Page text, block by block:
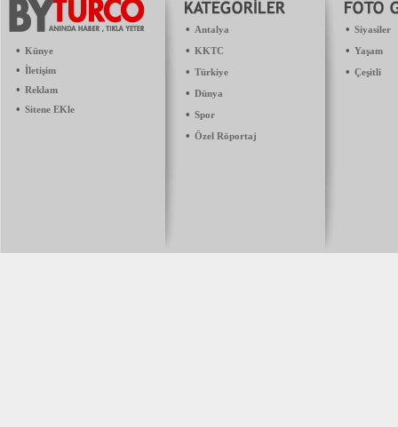
• Künye
• İletişim
• Reklam
• Sitene EKle
• Antalya
• KKTC
• Türkiye
• Dünya
• Spor
• Özel Röportaj
• Siyasiler
• Yaşam
• Çeşitli